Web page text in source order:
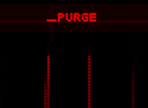
_purge